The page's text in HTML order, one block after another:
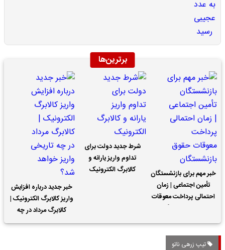
برترین‌ها
خبر مهم برای بازنشستگان
تأمین اجتماعی | زمان
احتمالی پرداخت معوقات
شرط جدید دولت برای
تداوم واریز یارانه و
کالابرگ الکترونیک
خبر جدید درباره افزایش
واریز کالابرگ الکترونیک |
کالابرگ مرداد در چه
تاریخی واریز خواهد شد؟
تیپ زرهی ناتو